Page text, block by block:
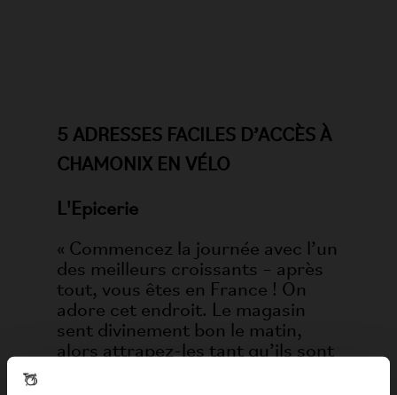
5 ADRESSES FACILES D’ACCÈS À
CHAMONIX EN VÉLO
L'Epicerie
« Commencez la journée avec l’un
des meilleurs croissants – après
tout, vous êtes en France ! On
adore cet endroit. Le magasin
sent divinement bon le matin,
alors attrapez-les tant qu’ils sont